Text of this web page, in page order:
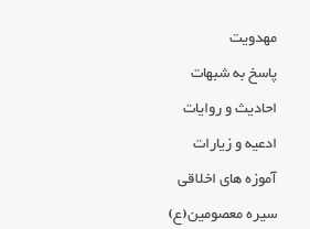
مهدویت
پاسخ به شبهات
احادیث و روایات
ادعیه و زیارات
آموزه های اخلاقی
سیره معصومین(ع)